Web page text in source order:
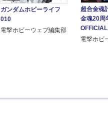
ガンダムホビーライフ
010
電撃ホビーウェブ編集部
超合金魂
金魂20周
電撃ホビ